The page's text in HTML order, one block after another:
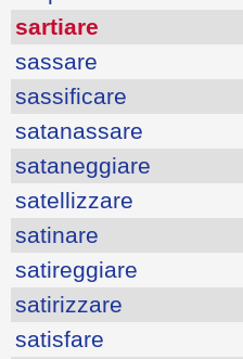
sartiare
sassare
sassificare
satanassare
sataneggiare
satellizzare
satinare
satireggiare
satirizzare
satisfare